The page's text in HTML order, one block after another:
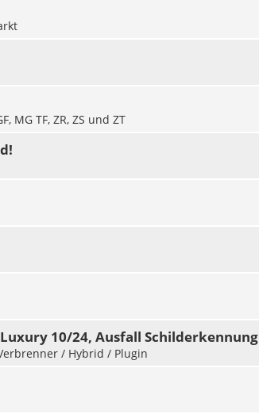
MG TF, ZR, ZS und ZT
10/24, Ausfall Schilderkennung
/ Hybrid / Plugin